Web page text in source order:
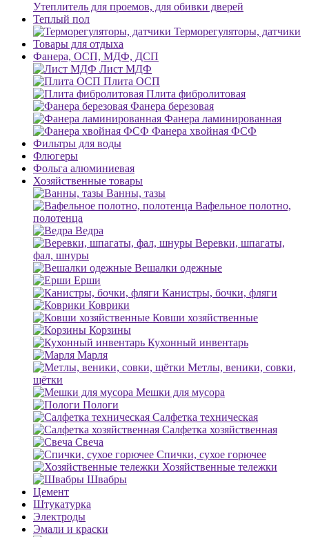
Утеплитель для проемов, для обивки дверей
Теплый пол
Терморегуляторы, датчики
Товары для отдыха
Фанера, ОСП, МДФ, ДСП
Лист МДФ
Плита ОСП
Плита фибролитовая
Фанера березовая
Фанера ламинированная
Фанера хвойная ФСФ
Фильтры для воды
Флюгеры
Фольга алюминиевая
Хозяйственные товары
Ванны, тазы
Вафельное полотно,
полотенца
Ведра
Веревки, шпагаты,
фал, шнуры
Вешалки одежные
Ерши
Канистры, бочки, фляги
Коврики
Ковши хозяйственные
Корзины
Кухонный инвентарь
Марля
Метлы, веники, совки,
щётки
Мешки для мусора
Пологи
Салфетка техническая
Салфетка хозяйственная
Свеча
Спички, сухое горючее
Хозяйственные тележки
Швабры
Цемент
Штукатурка
Электроды
Эмали и краски